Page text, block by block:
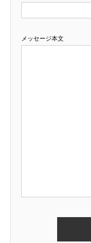
メッセージ本文